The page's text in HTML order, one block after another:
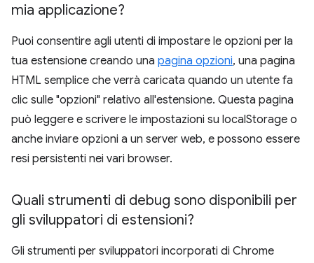
mia applicazione?
Puoi consentire agli utenti di impostare le opzioni per la
tua estensione creando una pagina opzioni, una pagina
HTML semplice che verrà caricata quando un utente fa
clic sulle "opzioni" relativo all'estensione. Questa pagina
può leggere e scrivere le impostazioni su localStorage o
anche inviare opzioni a un server web, e possono essere
resi persistenti nei vari browser.
Quali strumenti di debug sono disponibili per
gli sviluppatori di estensioni?
Gli strumenti per sviluppatori incorporati di Chrome